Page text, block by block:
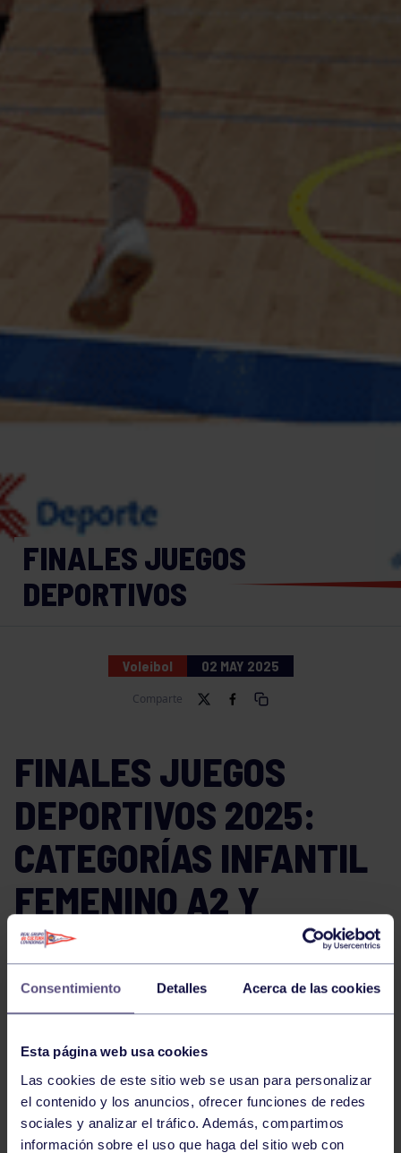
Consentimiento Detalles Acerca de las cookies
Esta página web usa cookies
Las cookies de este sitio web se usan para personalizar
el contenido y los anuncios, ofrecer funciones de redes
sociales y analizar el tráfico. Además, compartimos
información sobre el uso que haga del sitio web con
FINALES JUEGOS
DEPORTIVOS
Voleibol 02 MAY 2025
Comparte
FINALES JUEGOS
DEPORTIVOS 2025:
CATEGORÍAS INFANTIL
FEMENINO A2 Y
CADETE FEMENINO A2
El próximosábado 10 de mayo de 2025, elPabellón
de voleibol con la celebración de las
por el tercer puestode losJuegos Deportivos en las
categorías Infantil Femenino A2 y Cadete Femenino
A2.